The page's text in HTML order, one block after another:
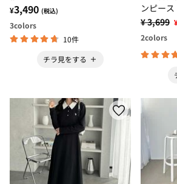
¥3,490 (税込)
3colors
10件
チラ見をする
ンピース
¥ 3,699
2colors